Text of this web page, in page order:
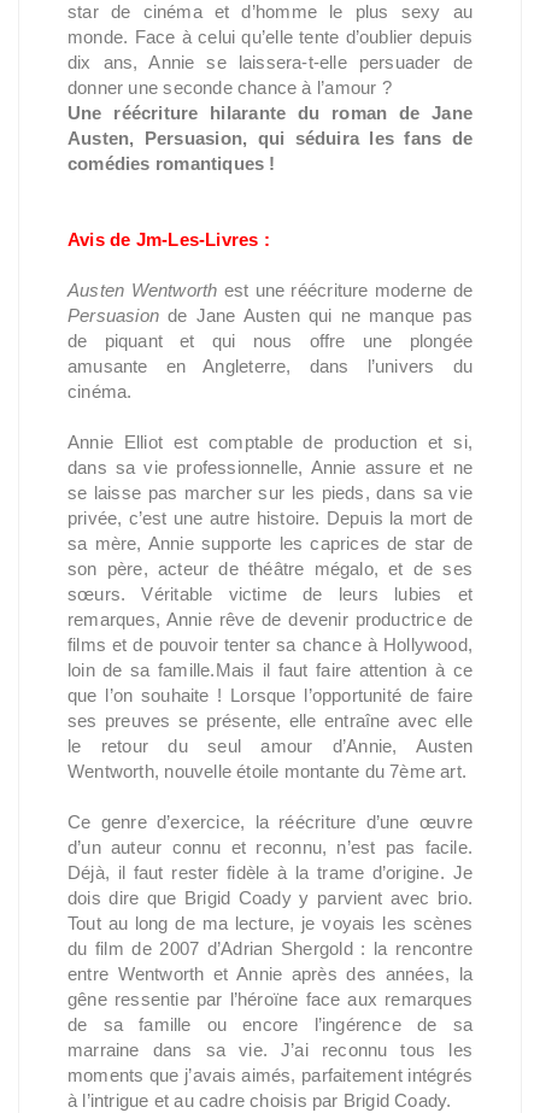
star de cinéma et d’homme le plus sexy au
monde. Face à celui qu’elle tente d’oublier depuis
dix ans, Annie se laissera-t-elle persuader de
donner une seconde chance à l’amour ?
Une réécriture hilarante du roman de Jane
Austen, Persuasion, qui séduira les fans de
comédies romantiques !
Avis de Jm-Les-Livres :
Austen Wentworth est une réécriture moderne de
Persuasion de Jane Austen qui ne manque pas
de piquant et qui nous offre une plongée
amusante en Angleterre, dans l’univers du
cinéma.
Annie Elliot est comptable de production et si,
dans sa vie professionnelle, Annie assure et ne
se laisse pas marcher sur les pieds, dans sa vie
privée, c’est une autre histoire. Depuis la mort de
sa mère, Annie supporte les caprices de star de
son père, acteur de théâtre mégalo, et de ses
sœurs. Véritable victime de leurs lubies et
remarques, Annie rêve de devenir productrice de
films et de pouvoir tenter sa chance à Hollywood,
loin de sa famille.Mais il faut faire attention à ce
que l’on souhaite ! Lorsque l’opportunité de faire
ses preuves se présente, elle entraîne avec elle
le retour du seul amour d’Annie, Austen
Wentworth, nouvelle étoile montante du 7ème art.
Ce genre d’exercice, la réécriture d’une œuvre
d’un auteur connu et reconnu, n’est pas facile.
Déjà, il faut rester fidèle à la trame d’origine. Je
dois dire que Brigid Coady y parvient avec brio.
Tout au long de ma lecture, je voyais les scènes
du film de 2007 d’Adrian Shergold : la rencontre
entre Wentworth et Annie après des années, la
gêne ressentie par l’héroïne face aux remarques
de sa famille ou encore l’ingérence de sa
marraine dans sa vie. J’ai reconnu tous les
moments que j’avais aimés, parfaitement intégrés
à l’intrigue et au cadre choisis par Brigid Coady.